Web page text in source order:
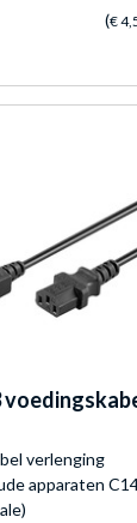
(€
verlenging
apparaten